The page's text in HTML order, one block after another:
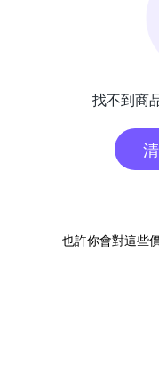
找不到商
也許你會對這些